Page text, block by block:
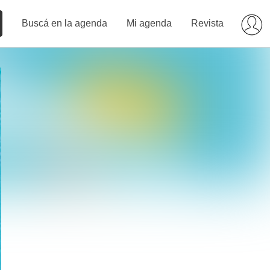
Buscá en la agenda Mi agenda Revista